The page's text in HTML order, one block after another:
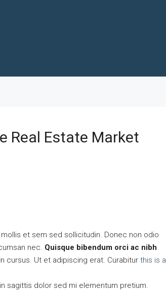
Real Estate Market
et sem sed sollicitudin. Donec non odio
nec. Quisque bibendum orci ac nibh
cursus. Ut et adipiscing erat. Curabitur this is a
sagittis dolor sed mi elementum pretium.